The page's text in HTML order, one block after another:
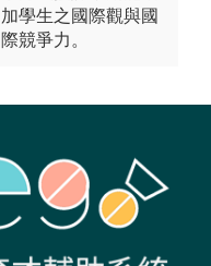
加學生之國際觀與國
際競爭力。